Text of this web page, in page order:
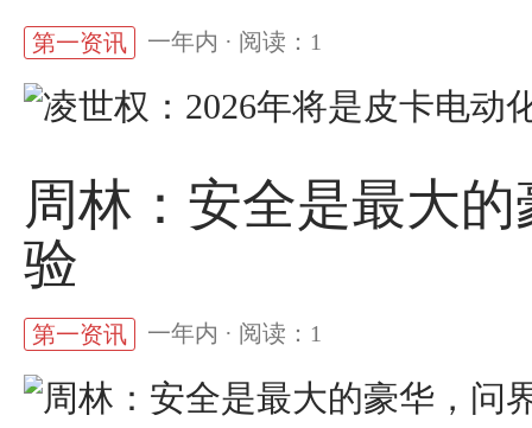
第一资讯 一年内 · 阅读：1
周林：安全是最大
验
第一资讯 一年内 · 阅读：1